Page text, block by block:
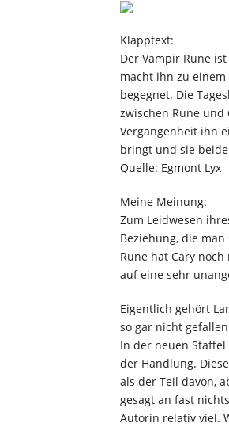
Klapptext:
Der Vampir Rune
macht ihn zu
begegnet. Die
zwischen Rune und
Vergangenheit ihn
bringt und sie
Quelle: Egmont Lyx
Meine Meinung:
Zum Leidwesen
Beziehung, die
Rune hat Cary
auf eine sehr
Eigentlich gehört
so gar nicht
In der neuen
der Handlung.
als der Teil davon,
gesagt an fast
Autorin relativ viel.